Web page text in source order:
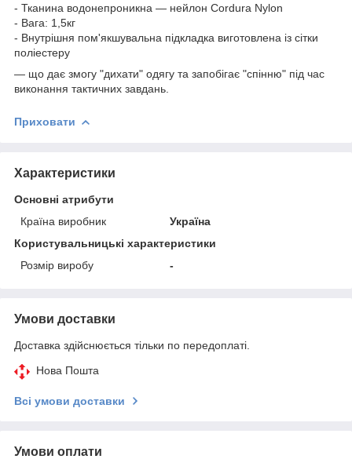
- Тканина водонепроникна — нейлон Cordura Nylon
- Вага: 1,5кг
- Внутрішня пом'якшувальна підкладка виготовлена із сітки
поліестеру
— що дає змогу "дихати" одягу та запобігає "спінню" під час
виконання тактичних завдань.
Приховати
Характеристики
Основні атрибути
Країна виробник
Україна
Користувальницькі характеристики
Розмір виробу
-
Умови доставки
Доставка здійснюється тільки по передоплаті.
Нова Пошта
Всі умови доставки
Умови оплати